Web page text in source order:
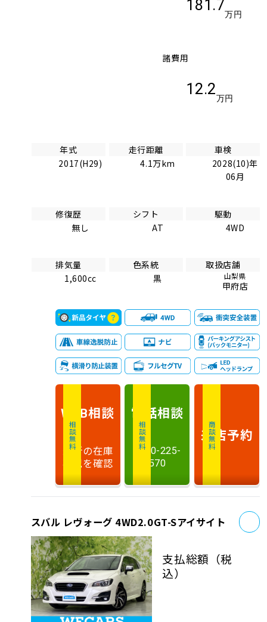
181.7
万円
諸費用
12.2
万円
年式
2017(H29)
走行距離
4.1万km
車検
2028(10)年
06月
修復歴
無し
シフト
AT
駆動
4WD
排気量
1,600cc
色系統
黒
取扱店舗
山梨県
甲府店
相談無料
WEB相談
最新の在庫
状況を確認
相談無料
電話相談
0120-225-
570
商談無料
来店予約
スバル レヴォーグ 4WD2.0GT-Sアイサイト
支払総額 （税
込）